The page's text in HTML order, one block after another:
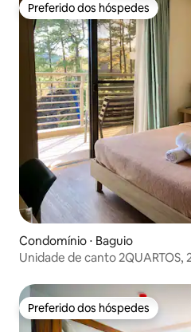
Preferido dos hóspedes
Preferido dos hóspedes
Condomínio ⋅ Baguio
Unidade de canto 2QUARTOS,
Preferido dos hóspedes
Preferido dos hóspedes